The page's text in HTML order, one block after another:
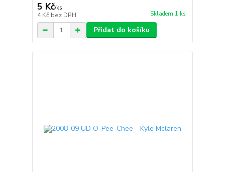
5 Kč/ks
4 Kč bez DPH Skladem 1 ks
Přidat do košíku